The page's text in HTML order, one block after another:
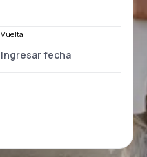
Vuelta